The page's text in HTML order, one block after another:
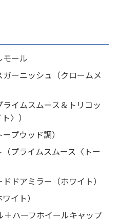
モール
ーニッシュ（クロームメ
イムスムース＆トリコッ
〉）
プウッド調）
プライムスムース〈トー
ドアミラー（ホワイト）
イト）
ハーフホイールキャップ